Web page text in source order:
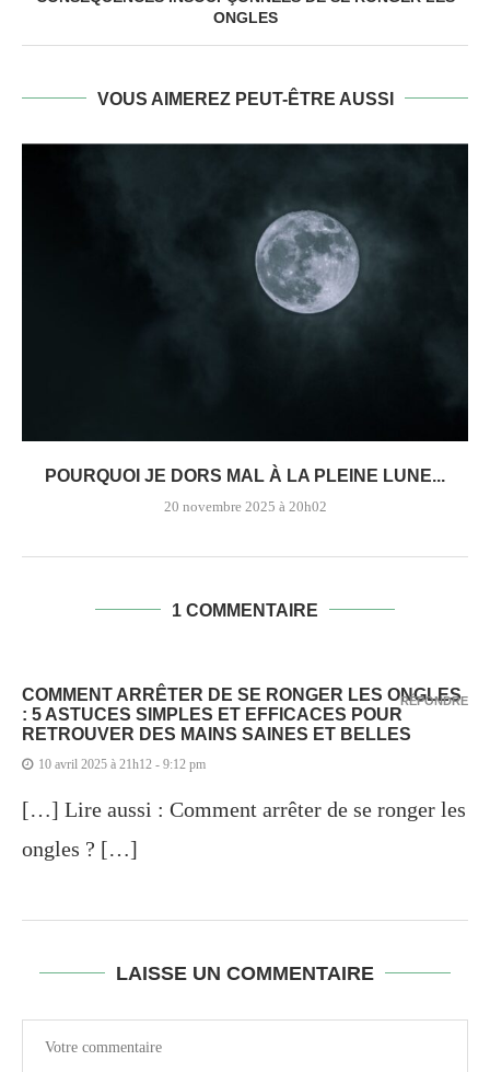
ONGLES
VOUS AIMEREZ PEUT-ÊTRE AUSSI
POURQUOI JE DORS MAL À LA PLEINE LUNE...
20 novembre 2025 à 20h02
1 COMMENTAIRE
COMMENT ARRÊTER DE SE RONGER LES ONGLES
: 5 ASTUCES SIMPLES ET EFFICACES POUR
RETROUVER DES MAINS SAINES ET BELLES
10 avril 2025 à 21h12 - 9:12 pm
[…] Lire aussi : Comment arrêter de se ronger les
ongles ? […]
RÉPONDRE
LAISSE UN COMMENTAIRE